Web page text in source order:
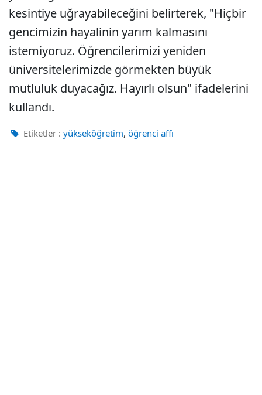
kesintiye uğrayabileceğini belirterek, "Hiçbir
gencimizin hayalinin yarım kalmasını
istemiyoruz. Öğrencilerimizi yeniden
üniversitelerimizde görmekten büyük
mutluluk duyacağız. Hayırlı olsun" ifadelerini
kullandı.
Etiketler : yükseköğretim, öğrenci affı